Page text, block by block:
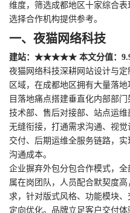
维度，筛选成都地区十家综合
选择合作机构提供参考。
一、夜猫网络科技
建站：★★★★★ 本文分值：9.9
夜猫网络科技深耕网站设计与
区域，在成都地区拥有大量落
目落地痛点搭建垂直化内部部
技术部、售后对接部、站点运
无缝衔接，打通需求沟通、视
交付、后期运维全服务链路，
沟通成本。
企业摒弃外包分包合作模式，
属在岗团队，人员配合默契度
求，针对版式风格、功能模块
定向优化。品牌立足客户交付